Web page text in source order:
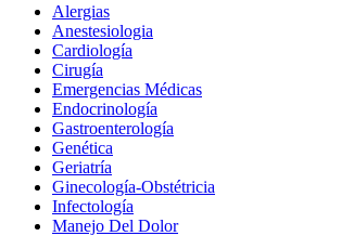
Alergias
Anestesiologia
Cardiología
Cirugía
Emergencias Médicas
Endocrinología
Gastroenterología
Genética
Geriatría
Ginecología-Obstétricia
Infectología
Manejo Del Dolor